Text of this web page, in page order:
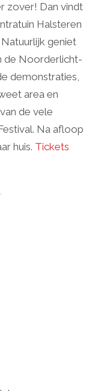
zover! Dan vindt
Halsteren
geniet
de Noorderlicht-
demonstraties,
area en
de vele
Na afloop
huis. Tickets